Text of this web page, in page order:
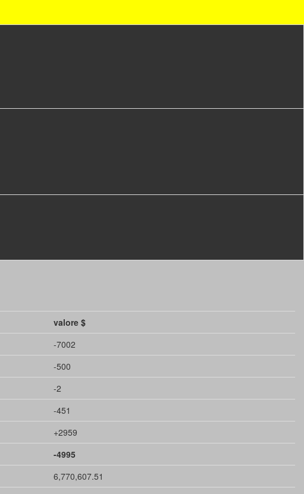
valore $
-7002
-500
-2
-451
+2959
-4995
6,770,607.51